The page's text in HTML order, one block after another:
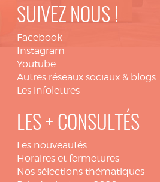
SUIVEZ NOUS !
Facebook
Instagram
Youtube
Autres réseaux sociaux & blogs
Les infolettres
LES + CONSULTÉS
Les nouveautés
Horaires et fermetures
Nos sélections thématiques